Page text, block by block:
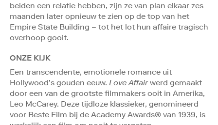
beiden een relatie hebben, zijn ze van plan elkaar zes
maanden later opnieuw te zien op de top van het
Empire State Building – tot het lot hun affaire tragisch
overhoop gooit.
ONZE KIJK
Een transcendente, emotionele romance uit
Hollywood’s gouden eeuw. Love Affairwerd gemaakt
door een van de grootste filmmakers ooit in Amerika,
Leo McCarey. Deze tijdloze klassieker, genomineerd
voor Beste Film bij de Academy Awards® van 1939, is